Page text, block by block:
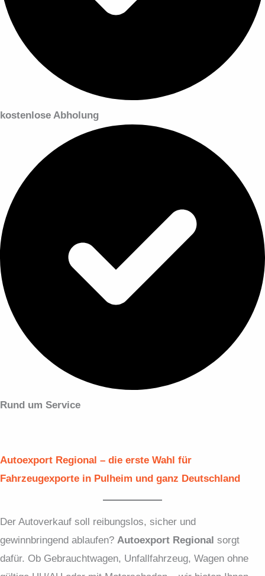
kostenlose Abholung
Rund um Service
Autoexport Regional – die erste Wahl für
Fahrzeugexporte in Pulheim und ganz Deutschland
Der Autoverkauf soll reibungslos, sicher und
gewinnbringend ablaufen? Autoexport Regional sorgt
dafür. Ob Gebraucht­wagen, Unfall­fahrzeug, Wagen ohne